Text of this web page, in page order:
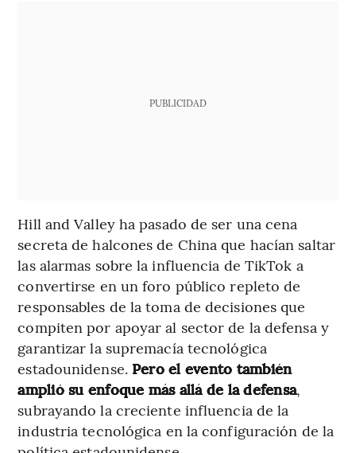
PUBLICIDAD
Hill and Valley ha pasado de ser una cena
secreta de halcones de China que hacían saltar
las alarmas sobre la influencia de TikTok a
convertirse en un foro público repleto de
responsables de la toma de decisiones que
compiten por apoyar al sector de la defensa y
garantizar la supremacía tecnológica
estadounidense. Pero el evento también
amplió su enfoque más allá de la defensa,
subrayando la creciente influencia de la
industria tecnológica en la configuración de la